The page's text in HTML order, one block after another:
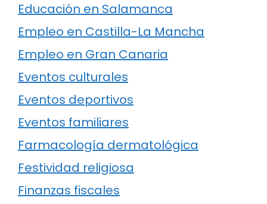
Educación en Salamanca
Empleo en Castilla-La Mancha
Empleo en Gran Canaria
Eventos culturales
Eventos deportivos
Eventos familiares
Farmacología dermatológica
Festividad religiosa
Finanzas fiscales